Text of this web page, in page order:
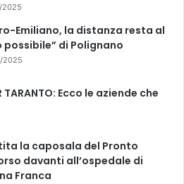
2025
Emiliano, la distanza resta al
possibile” di Polignano
2025
TARANTO: Ecco le aziende che
la caposala del Pronto
davanti all’ospedale di
Franca